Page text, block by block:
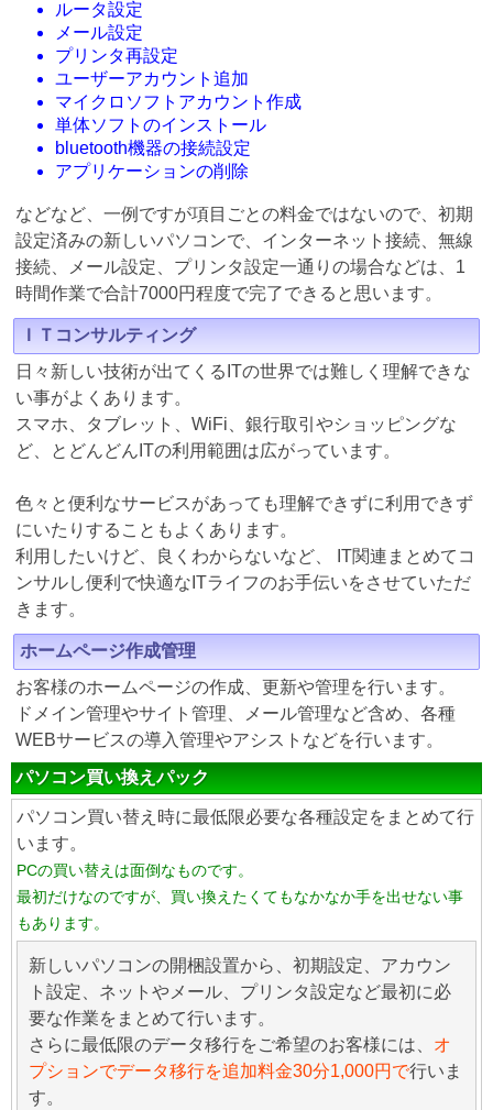
ルータ設定
メール設定
プリンタ再設定
ユーザーアカウント追加
マイクロソフトアカウント作成
単体ソフトのインストール
bluetooth機器の接続設定
アプリケーションの削除
などなど、一例ですが項目ごとの料金ではないので、初期
設定済みの新しいパソコンで、インターネット接続、無線
接続、メール設定、プリンタ設定一通りの場合などは、1
時間作業で合計7000円程度で完了できると思います。
ＩＴコンサルティング
日々新しい技術が出てくるITの世界では難しく理解できな
い事がよくあります。
スマホ、タブレット、WiFi、銀行取引やショッピングな
ど、とどんどんITの利用範囲は広がっています。
色々と便利なサービスがあっても理解できずに利用できず
にいたりすることもよくあります。
利用したいけど、良くわからないなど、 IT関連まとめてコ
ンサルし便利で快適なITライフのお手伝いをさせていただ
きます。
ホームページ作成管理
お客様のホームページの作成、更新や管理を行います。
ドメイン管理やサイト管理、メール管理など含め、各種
WEBサービスの導入管理やアシストなどを行います。
パソコン買い換えパック
パソコン買い替え時に最低限必要な各種設定をまとめて行
います。
PCの買い替えは面倒なものです。
最初だけなのですが、買い換えたくてもなかなか手を出せない事
もあります。
新しいパソコンの開梱設置から、初期設定、アカウン
ト設定、ネットやメール、プリンタ設定など最初に必
要な作業をまとめて行います。
さらに最低限のデータ移行をご希望のお客様には、 オ
プションでデータ移行を追加料金30分1,000円で行いま
す。